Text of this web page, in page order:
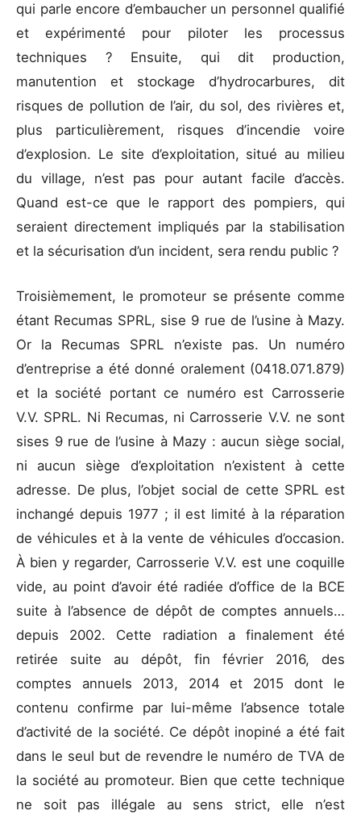
qui parle encore d’embaucher un personnel qualifié
et expérimenté pour piloter les processus
techniques ? Ensuite, qui dit production,
manutention et stockage d’hydrocarbures, dit
risques de pollution de l’air, du sol, des rivières et,
plus particulièrement, risques d’incendie voire
d’explosion. Le site d’exploitation, situé au milieu
du village, n’est pas pour autant facile d’accès.
Quand est-ce que le rapport des pompiers, qui
seraient directement impliqués par la stabilisation
et la sécurisation d’un incident, sera rendu public ?
Troisièmement, le promoteur se présente comme
étant Recumas SPRL, sise 9 rue de l’usine à Mazy.
Or la Recumas SPRL n’existe pas. Un numéro
d’entreprise a été donné oralement (0418.071.879)
et la société portant ce numéro est Carrosserie
V.V. SPRL. Ni Recumas, ni Carrosserie V.V. ne sont
sises 9 rue de l’usine à Mazy : aucun siège social,
ni aucun siège d’exploitation n’existent à cette
adresse. De plus, l’objet social de cette SPRL est
inchangé depuis 1977 ; il est limité à la réparation
de véhicules et à la vente de véhicules d’occasion.
À bien y regarder, Carrosserie V.V. est une coquille
vide, au point d’avoir été radiée d’office de la BCE
suite à l’absence de dépôt de comptes annuels…
depuis 2002. Cette radiation a finalement été
retirée suite au dépôt, fin février 2016, des
comptes annuels 2013, 2014 et 2015 dont le
contenu confirme par lui-même l’absence totale
d’activité de la société. Ce dépôt inopiné a été fait
dans le seul but de revendre le numéro de TVA de
la société au promoteur. Bien que cette technique
ne soit pas illégale au sens strict, elle n’est